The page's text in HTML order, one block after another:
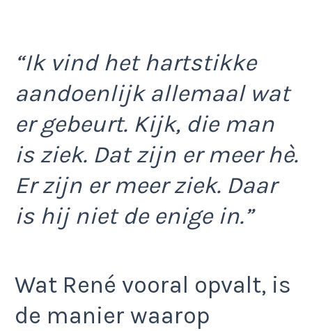
“Ik vind het hartstikke
aandoenlijk allemaal wat
er gebeurt. Kijk, die man
is ziek. Dat zijn er meer hè.
Er zijn er meer ziek. Daar
is hij niet de enige in.”
Wat René vooral opvalt, is
de manier waarop